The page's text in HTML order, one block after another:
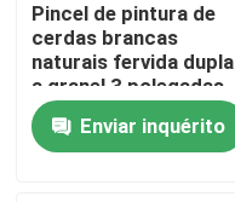
Casa
Produtos
Pincel de pintura de
cerdas brancas
naturais fervida dupla
a granel 3 polegadas
ODM
Enviar inquérito